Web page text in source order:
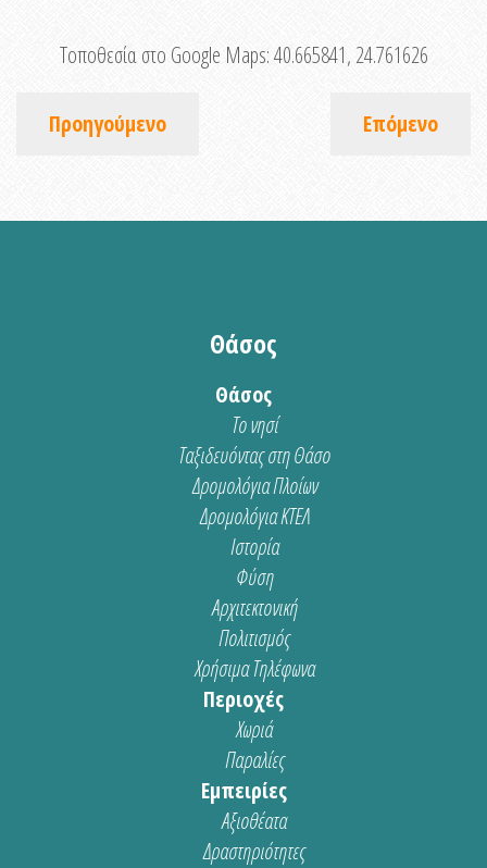
Τοποθεσία στο Google Maps:40.665841, 24.761626
Προηγούμενο Επόμενο
Θάσος
Θάσος
Το νησί
Ταξιδευόντας στη Θάσο
Δρομολόγια Πλοίων
Δρομολόγια ΚΤΕΛ
Ιστορία
Φύση
Αρχιτεκτονική
Πολιτισμός
Χρήσιμα Τηλέφωνα
Περιοχές
Χωριά
Παραλίες
Εμπειρίες
Αξιοθέατα
Δραστηριότητες